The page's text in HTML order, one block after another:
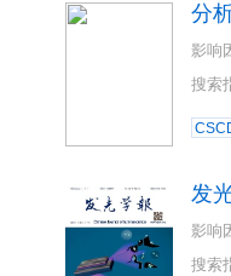
分
影响
搜索
发
影响
搜索